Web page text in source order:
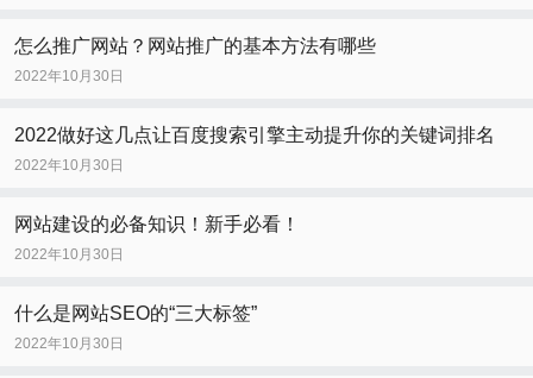
怎么推广网站？网站推广的基本方法有哪些
2022年10月30日
2022做好这几点让百度搜索引擎主动提升你的关键词排名
2022年10月30日
网站建设的必备知识！新手必看！
2022年10月30日
什么是网站SEO的“三大标签”
2022年10月30日